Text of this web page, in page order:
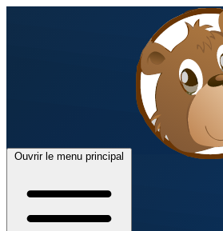
Ouvrir le menu principal